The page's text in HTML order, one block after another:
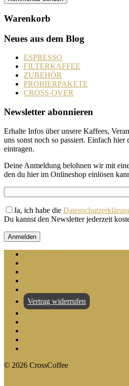
Warenkorb
Neues aus dem Blog
ESPRESSO
FILTERKAFFEE
ZUBEHÖR
PROBIERPAKETE
CROSS-OVER
Newsletter abonnieren
Erhalte Infos über unsere Kaffees,
uns sonst noch so passiert. Einfach
eintragen.
Deine Anmeldung belohnen wir mit
den du hier im Onlineshop einlösen
Ja, ich habe die
Du kannst den Newsletter jederzeit
Vertrag widerrufen
© 2026 CrossCoffee